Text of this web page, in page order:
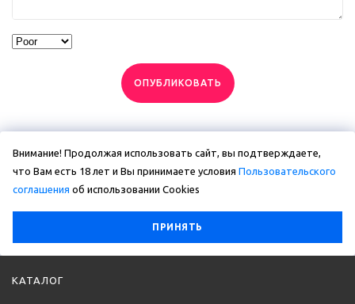
ОПУБЛИКОВАТЬ
Внимание! Продолжая использовать сайт, вы подтверждаете,
что Вам есть 18 лет и Вы принимаете условия Пользовательского
соглашения об использовании Сookies
ПРИНЯТЬ
КАТАЛОГ